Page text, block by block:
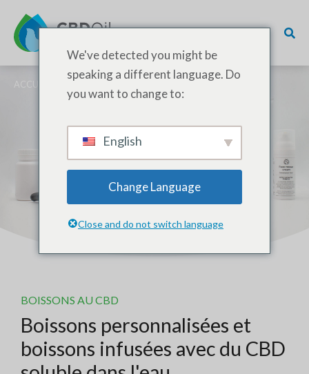
ACCUEIL PRODUITS / BOISSONS AU CBD
Boissons au CBD
Un dosage pratique et une
biodisponibilité accrue ont stimulé
la popularité des boissons au CBD.
BOISSONS AU CBD
Boissons personnalisées et
boissons infusées avec du CBD
We've detected you might be
speaking a different language. Do
you want to change to:
English
Change Language
Close and do not switch language